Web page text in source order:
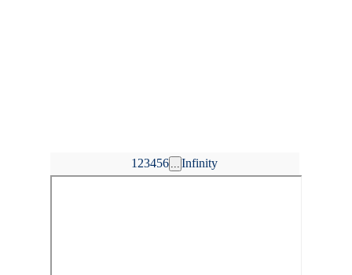
1 23456 Infinity